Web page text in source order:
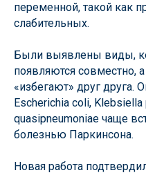
переменной, такой как
слабительных.
Были выявлены виды,
появляются совместно,
«избегают» друг друга.
Escherichia coli,
quasipneumoniae чаще
болезнью Паркинсона.
Новая работа